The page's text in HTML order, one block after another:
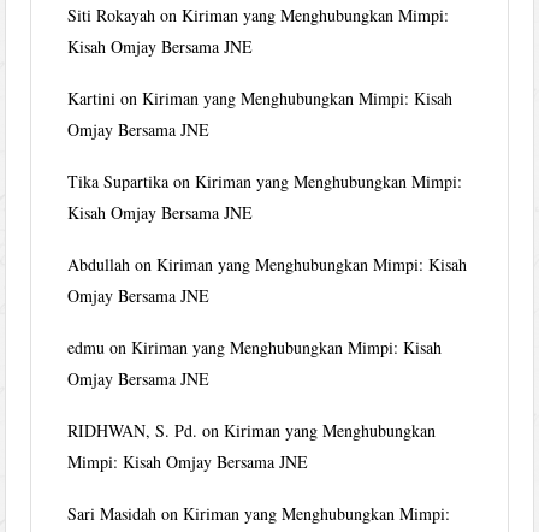
Siti Rokayah onKiriman yang Menghubungkan Mimpi:
Kisah Omjay Bersama JNE
Kartini onKiriman yang Menghubungkan Mimpi: Kisah
Omjay Bersama JNE
Tika Supartika onKiriman yang Menghubungkan Mimpi:
Kisah Omjay Bersama JNE
Abdullah onKiriman yang Menghubungkan Mimpi: Kisah
Omjay Bersama JNE
edmu onKiriman yang Menghubungkan Mimpi: Kisah
Omjay Bersama JNE
RIDHWAN, S. Pd. onKiriman yang Menghubungkan
Mimpi: Kisah Omjay Bersama JNE
Sari Masidah onKiriman yang Menghubungkan Mimpi: